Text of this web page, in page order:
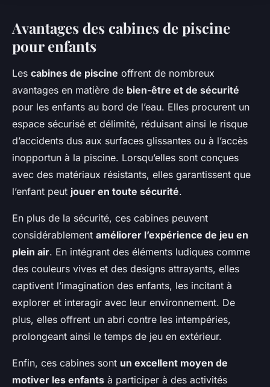
Avantages des cabines de piscine
pour enfants
Les cabines de piscine offrent de nombreux
avantages en matière de bien-être et de sécurité
pour les enfants au bord de l’eau. Elles procurent un
espace sécurisé et délimité, réduisant ainsi le risque
d’accidents dus aux surfaces glissantes ou à l’accès
inopportun à la piscine. Lorsqu’elles sont conçues
avec des matériaux résistants, elles garantissent que
l’enfant peut jouer en toute sécurité.
En plus de la sécurité, ces cabines peuvent
considérablement améliorer l’expérience de jeu en
plein air. En intégrant des éléments ludiques comme
des couleurs vives et des designs attrayants, elles
captivent l’imagination des enfants, les incitant à
explorer et interagir avec leur environnement. De
plus, elles offrent un abri contre les intempéries,
prolongeant ainsi le temps de jeu en extérieur.
Enfin, ces cabines sont un excellent moyen de
motiver les enfants à participer à des activités